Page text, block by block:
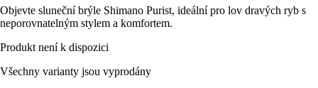
Objevte sluneční brýle Shimano Purist, ideální pro lov dravých ryb s
neporovnatelným stylem a komfortem.
Produkt není k dispozici
Všechny varianty jsou vyprodány